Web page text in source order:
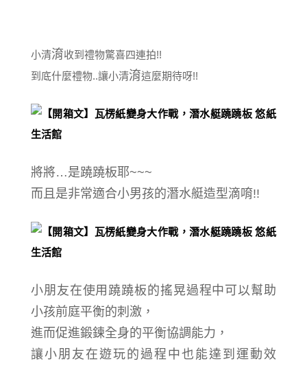
小清淯收到禮物驚喜四連拍!!
到底什麼禮物..讓小清淯這麼期待呀!!
將將…是蹺蹺板耶~~~
而且是非常適合小男孩的潛水艇造型滴唷!!
小朋友在使用蹺蹺板的搖晃過程中可以幫助
小孩前庭平衡的刺激 ，
進而促進鍛鍊全身的平衡協調能力，
讓小朋友在遊玩的過程中也能達到運動效